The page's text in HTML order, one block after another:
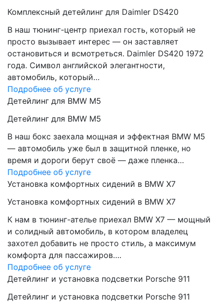
Комплексный детейлинг для Daimler DS420
В наш тюнинг-центр приехал гость, который не
просто вызывает интерес — он заставляет
остановиться и всмотреться. Daimler DS420 1972
года. Символ английской элегантности,
автомобиль, который…
Подробнее об услуге
Детейлинг для BMW M5
Детейлинг для BMW M5
В наш бокс заехала мощная и эффектная BMW M5
— автомобиль уже был в защитной пленке, но
время и дороги берут своё — даже пленка…
Подробнее об услуге
Установка комфортных сидений в BMW X7
Установка комфортных сидений в BMW X7
К нам в тюнинг-ателье приехал BMW X7 — мощный
и солидный автомобиль, в котором владелец
захотел добавить не просто стиль, а максимум
комфорта для пассажиров….
Подробнее об услуге
Детейлинг и установка подсветки Porsche 911
Детейлинг и установка подсветки Porsche 911